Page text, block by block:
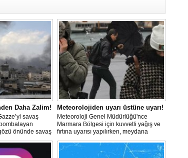
Daha Zalim!
savaş
önünde savaş
aratmayan
Meteorolojiden uyarı üstüne uyarı!
Meteoroloji Genel Müdürlüğü'nce
Marmara Bölgesi için kuvvetli yağış ve
fırtına uyarısı yapılırken, meydana
gelebilecek olumsuzluklara karşı
dikkatli olunması istendi.